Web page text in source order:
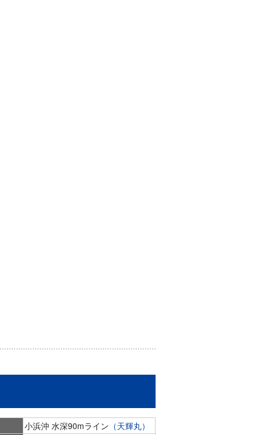
小浜沖 水深90mライン （天輝丸）